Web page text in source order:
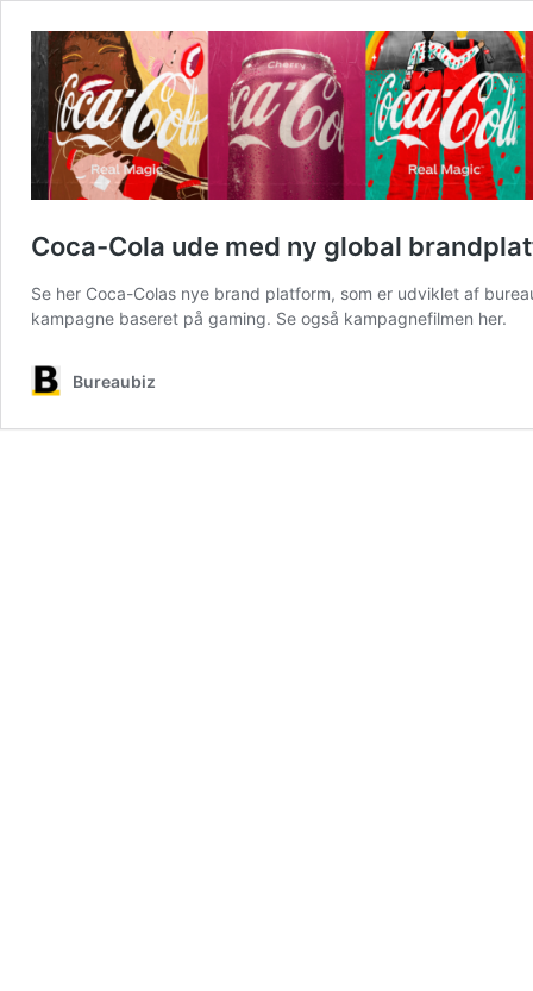
Coca-Cola ude med ny global
Se her Coca-Colas nye brand platform, som er udviklet af
kampagne baseret på gaming. Se også kampagnefilmen her.
Bureaubiz